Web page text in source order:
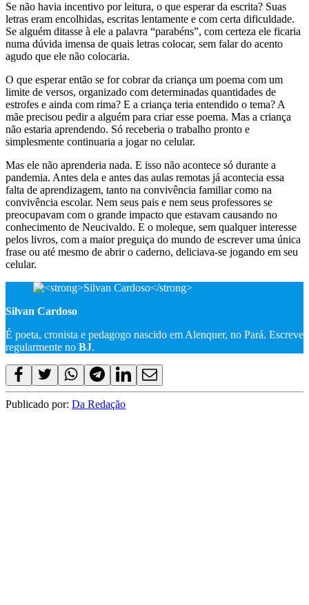
Se não havia incentivo por leitura, o que esperar da escrita? Suas
letras eram encolhidas, escritas lentamente e com certa dificuldade.
Se alguém ditasse à ele a palavra “parabéns”, com certeza ele ficaria
numa dúvida imensa de quais letras colocar, sem falar do acento
agudo que ele não colocaria.
O que esperar então se for cobrar da criança um poema com um
limite de versos, organizado com determinadas quantidades de
estrofes e ainda com rima? E a criança teria entendido o tema? A
mãe precisou pedir a alguém para criar esse poema. Mas a criança
não estaria aprendendo. Só receberia o trabalho pronto e
simplesmente continuaria a jogar no celular.
Mas ele não aprenderia nada. E isso não acontece só durante a
pandemia. Antes dela e antes das aulas remotas já acontecia essa
falta de aprendizagem, tanto na convivência familiar como na
convivência escolar. Nem seus pais e nem seus professores se
preocupavam com o grande impacto que estavam causando no
conhecimento de Neucivaldo. E o moleque, sem qualquer interesse
pelos livros, com a maior preguiça do mundo de escrever uma única
frase ou até mesmo de abrir o caderno, deliciava-se jogando em seu
celular.
Silvan Cardoso
É poeta, cronista e pedagogo nascido em Alenquer, no Pará. Escreve
regularmente no BJ.
Publicado por: Da Redação